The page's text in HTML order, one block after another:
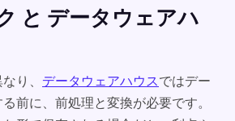
と データウェアハ
り、 データウェアハウスではデー
前に、前処理と変換が必要です。